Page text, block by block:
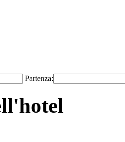
Partenza: